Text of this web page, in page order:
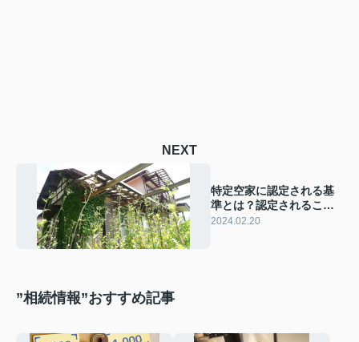
NEXT
特定空家に認定される基
準とは？認定されること
によるリスクも解説
2024.02.20
”相続情報”おすすめ記事